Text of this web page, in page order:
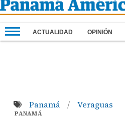
ACTUALIDAD OPINIÓN
Panamá / Veraguas
PANAMÁ